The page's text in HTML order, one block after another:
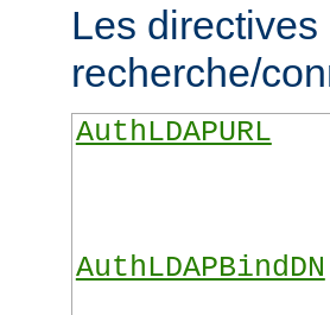
Les
recherche/
AuthLDAPURL
AuthLDAPBindDN